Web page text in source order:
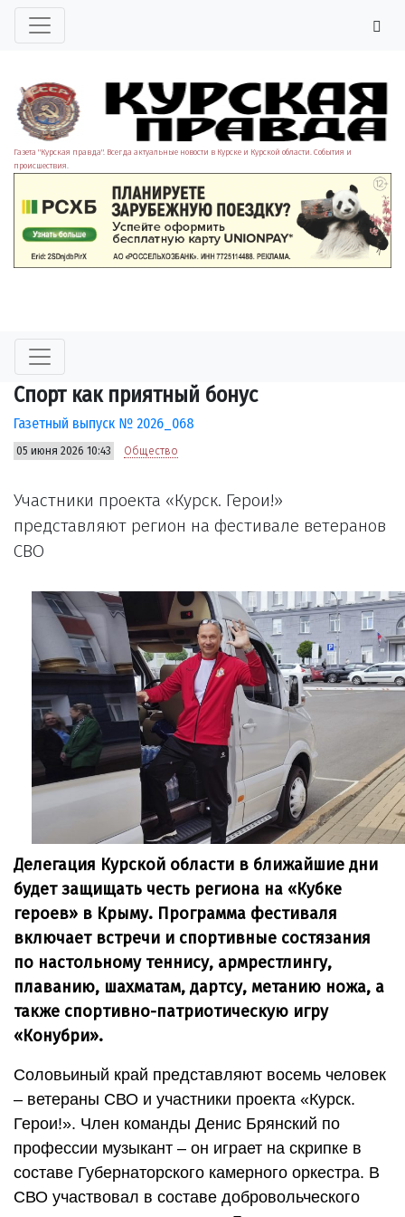
Газета "Курская правда". Всегда актуальные новости в Курске и Курской области. События и
происшествия.
Спорт как приятный бонус
Газетный выпуск № 2026_068
05 июня 2026 10:43 Общество
Участники проекта «Курск. Герои!»
представляют регион на фестивале ветеранов
СВО
Делегация Курской области в ближайшие дни
будет защищать честь региона на «Кубке
героев» в Крыму. Программа фестиваля
включает встречи и спортивные состязания
по настольному теннису, армрестлингу,
плаванию, шахматам, дартсу, метанию ножа, а
также спортивно-патриотическую игру
«Конубри».
Соловьиный край представляют восемь человек
– ветераны СВО и участники проекта «Курск.
Герои!». Член команды Денис Брянский по
профессии музыкант – он играет на скрипке в
составе Губернаторского камерного оркестра. В
СВО участвовал в составе добровольческого